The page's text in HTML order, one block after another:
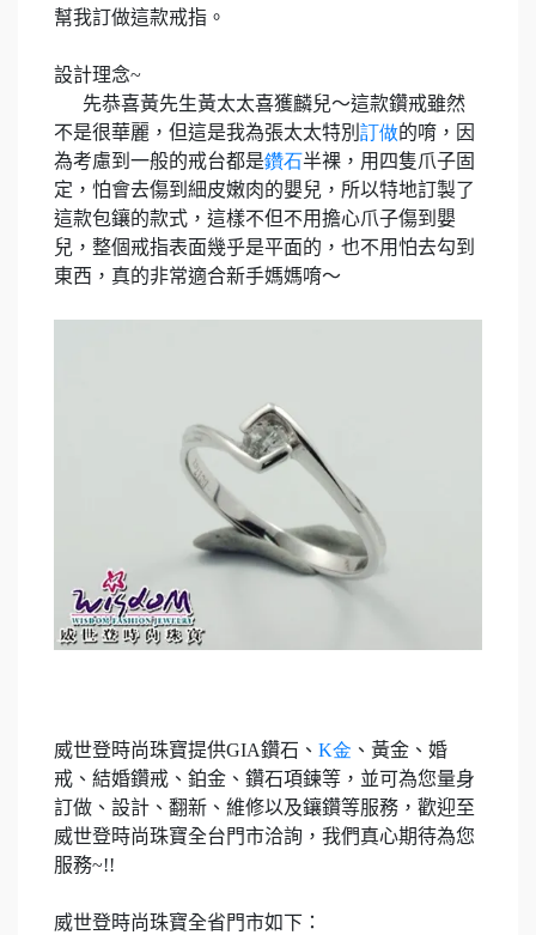
幫我訂做這款戒指。
設計理念~
先恭喜黃先生黃太太喜獲麟兒～這款鑽戒雖然
不是很華麗，但這是我為張太太特別 訂做的唷，因
為考慮到一般的戒台都是鑽石半裸，用四隻爪子固
定，怕會去傷到細皮嫩肉的嬰兒，所以特地訂製了
這款包鑲的款式，這樣不但不用擔心爪子傷到嬰
兒，整個戒指表面幾乎是平面的，也不用怕去勾到
東西，真的非常適合新手媽媽唷～
威世登時尚珠寶提供GIA鑽石、 K金 、黃金、婚
戒、結婚鑽戒、鉑金、鑽石項鍊等，並可為您量身
訂做、設計、翻新、維修以及鑲鑽等服務，歡迎至
威世登時尚珠寶全台門市洽詢，我們真心期待為您
服務~!!
威世登時尚珠寶全省門市如下：